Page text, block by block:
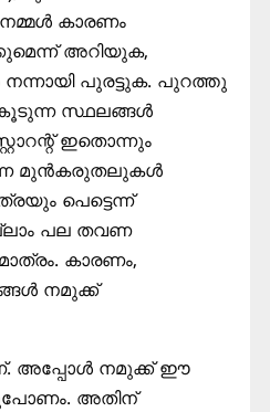
നമ്മൾ കാരണം
അറിയുക,
പുരട്ടുക. പുറത്തു
സ്ഥലങ്ങൾ
ഇതൊന്നും
മുൻകരുതലുകൾ
പെട്ടെന്ന്
പല തവണ
കാരണം,
നമുക്ക്
അപ്പോൾ നമുക്ക് ഈ
അതിന്